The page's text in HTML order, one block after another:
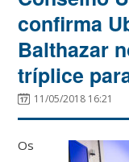
confirma
Balthazar
tríplice
11/05/2018 16:21
Os